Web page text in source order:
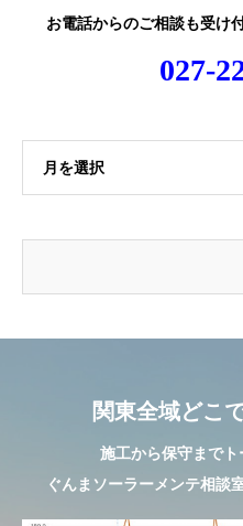
お電話からのご相談も受け
027-
月を選択
関東全域どこ
施工から保守まで
ぐんまソーラーメンテ相談